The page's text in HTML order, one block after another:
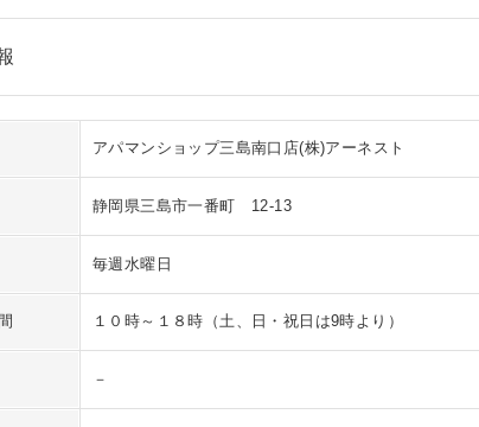
アパマンショップ三島南口店(株)アーネスト
静岡県三島市一番町 12-13
毎週水曜日
１０時～１８時（土、日・祝日は9時より）
－